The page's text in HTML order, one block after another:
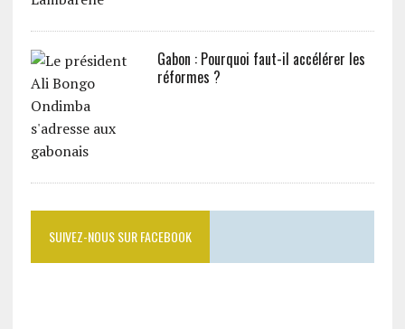
Gabon : Pourquoi faut-il accélérer les
réformes ?
SUIVEZ-NOUS SUR FACEBOOK